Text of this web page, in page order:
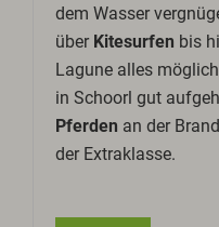
dem Wasser
über Kitesurfen bis
Lagune alles
in Schoorl gut
Pferden an der
der Extraklasse.